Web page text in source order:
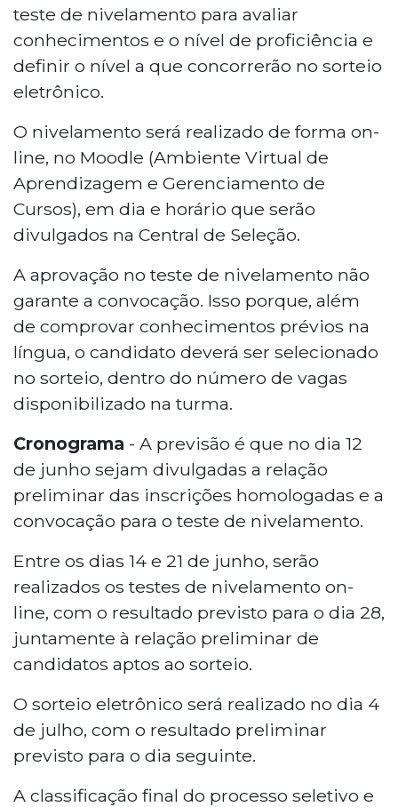
teste de nivelamento para avaliar
conhecimentos e o nível de proficiência e
definir o nível a que concorrerão no sorteio
eletrônico.
O nivelamento será realizado de forma on-
line, no Moodle (Ambiente Virtual de
Aprendizagem e Gerenciamento de
Cursos), em dia e horário que serão
divulgados na Central de Seleção.
A aprovação no teste de nivelamento não
garante a convocação. Isso porque, além
de comprovar conhecimentos prévios na
língua, o candidato deverá ser selecionado
no sorteio, dentro do número de vagas
disponibilizado na turma.
Cronograma - A previsão é que no dia 12
de junho sejam divulgadas a relação
preliminar das inscrições homologadas e a
convocação para o teste de nivelamento.
Entre os dias 14 e 21 de junho, serão
realizados os testes de nivelamento on-
line, com o resultado previsto para o dia 28,
juntamente à relação preliminar de
candidatos aptos ao sorteio.
O sorteio eletrônico será realizado no dia 4
de julho, com o resultado preliminar
previsto para o dia seguinte.
A classificação final do processo seletivo e